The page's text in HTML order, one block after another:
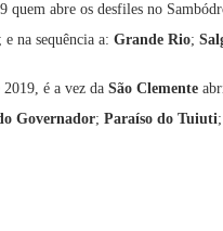
abre os desfiles no
; e na sequência a: Grande Rio;
é a vez da São Clemente
Governador; Paraíso do Tuiuti;